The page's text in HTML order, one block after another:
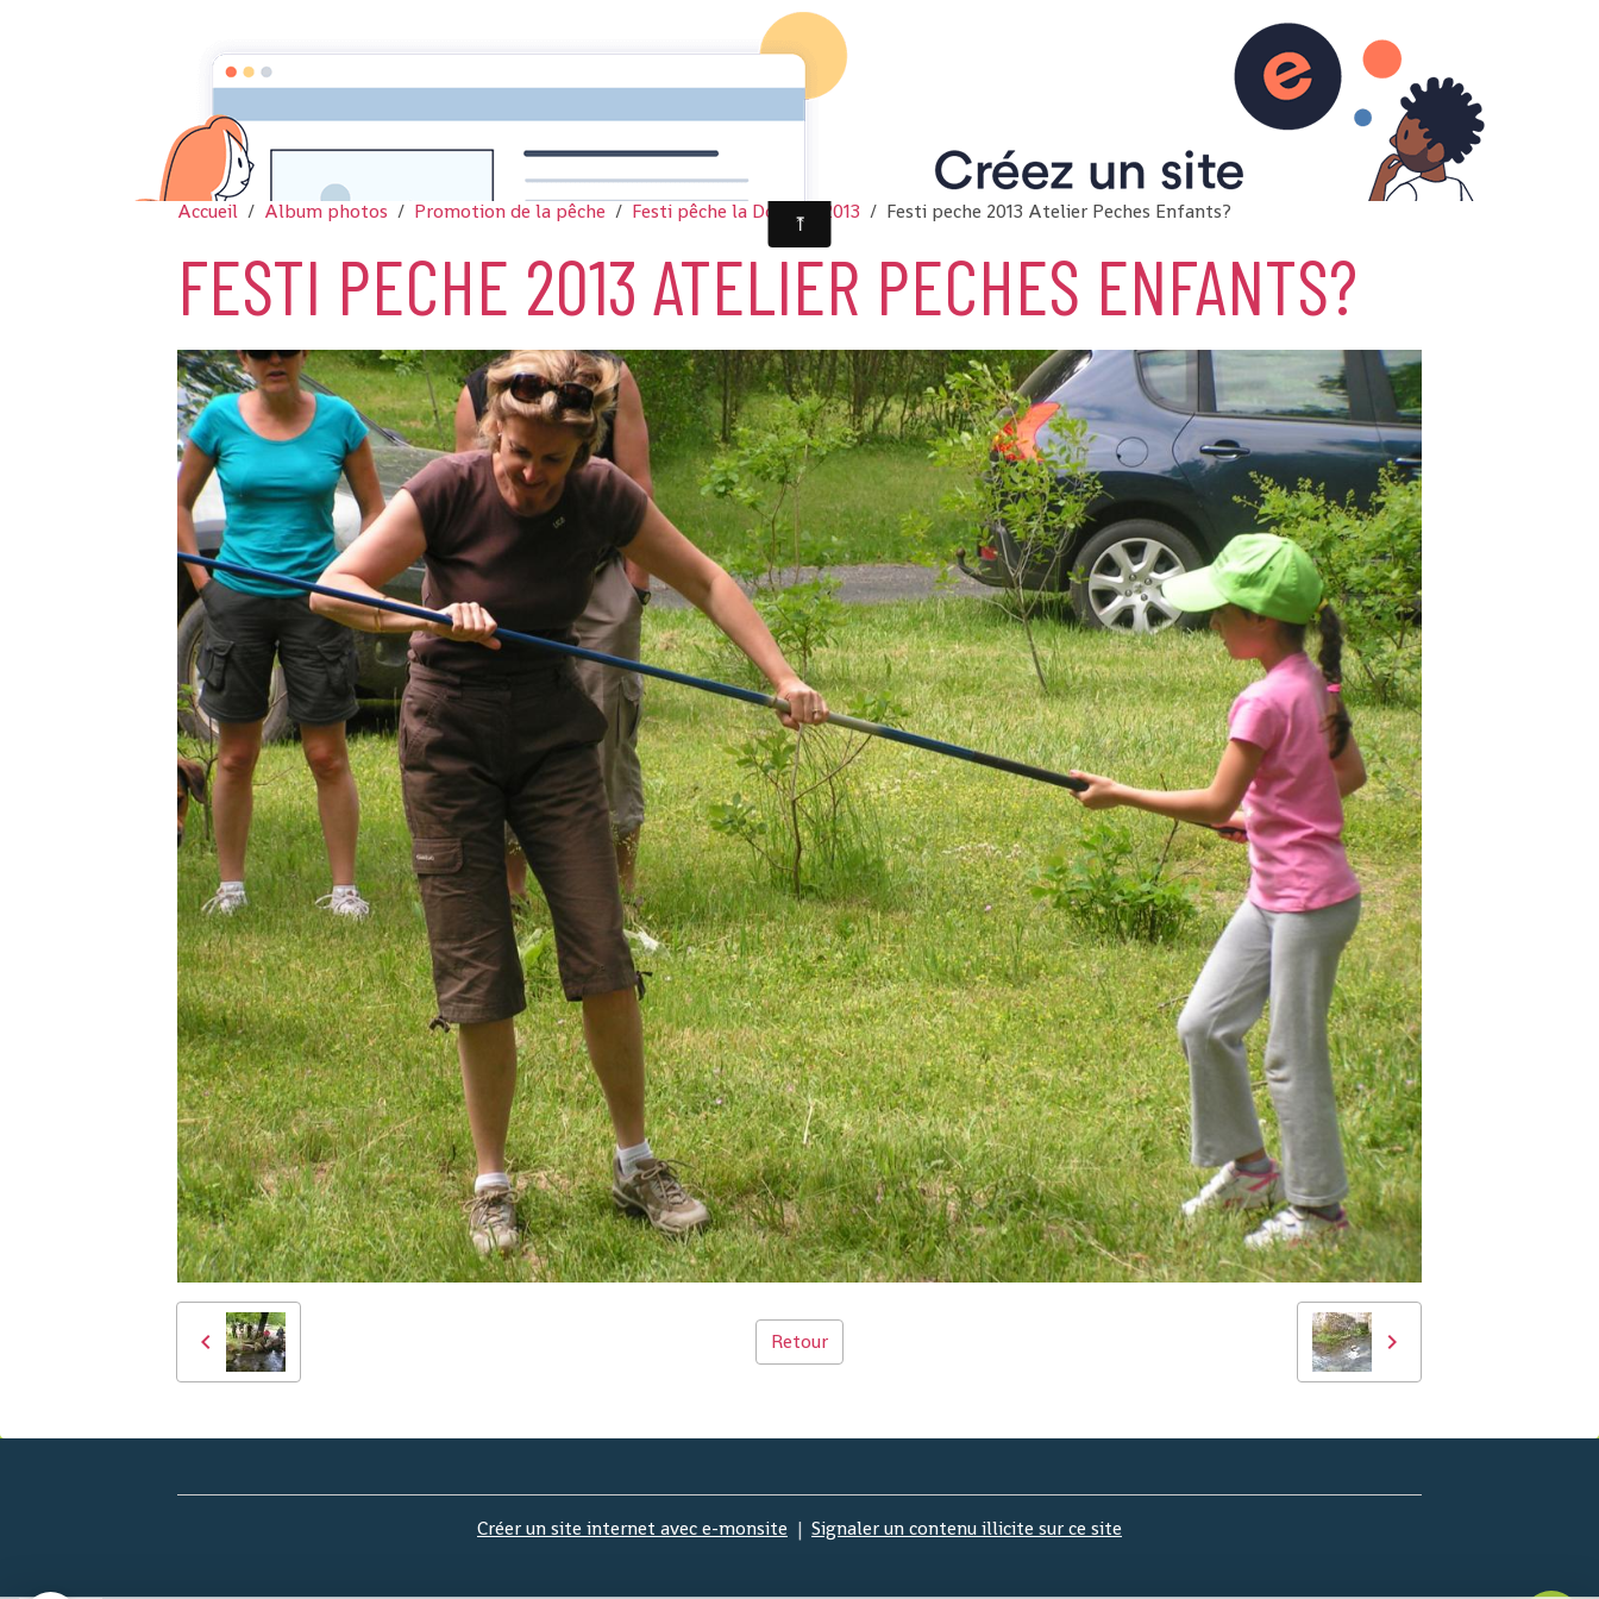
Accueil Album photos Promotion de la pêche Festi pêche la Dourbie 2013 Festi peche 2013 Atelier Peches Enfants?
FESTI PECHE 2013 ATELIER PECHES ENFANTS?
Retour
Créer un site internet avec e-monsite Signaler un contenu illicite sur ce site